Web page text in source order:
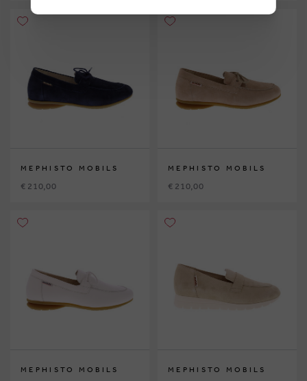
MEPHISTO MOBILS
€ 210,00
MEPHISTO MOBILS
€ 210,00
MEPHISTO MOBILS MEPHISTO MOBILS